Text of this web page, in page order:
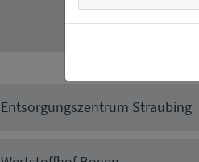
Entsorgungszentrum Straubing